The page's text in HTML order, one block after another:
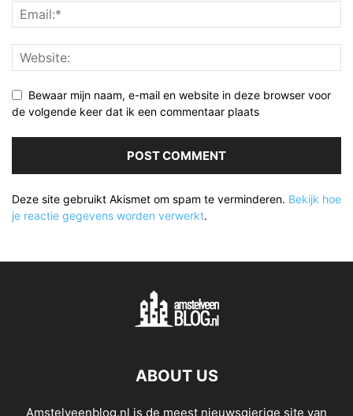
Bewaar mijn naam, e-mail en website in deze browser voor
de volgende keer dat ik een commentaar plaats
Deze site gebruikt Akismet om spam te verminderen. Bekijk hoe
je reactie gegevens worden verwerkt.
ABOUT US
Amstelveenblog.nl is de meest nieuwsgierige site van